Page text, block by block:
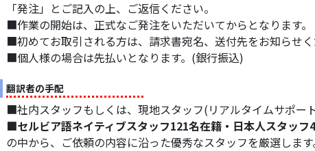
「発注」とご記入の上、ご返信ください。
■作業の開始は、正式なご発注をいただいてからとなります。
■初めてお取引される方は、請求書宛名、送付先をお知らせく
■個人様の場合は先払いとなります。(銀行振込)
翻訳者の手配
■社内スタッフもしくは、現地スタッフ(リアルタイムサポー
■セルビア語ネイティブスタッフ121名在籍・日本人スタッフ
の中から、ご依頼の内容に沿った優秀なスタッフを厳選します